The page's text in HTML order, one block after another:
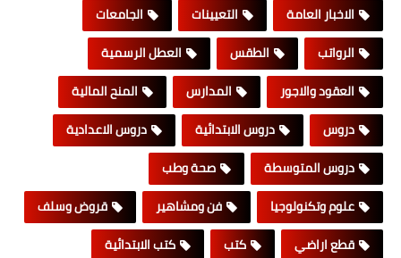
الاخبار العامة
التعيينات
الجامعات
الرواتب
الطقس
العطل الرسمية
العقود والاجور
المدارس
المنح المالية
دروس
دروس الابتدائية
دروس الاعدادية
دروس المتوسطة
صحة وطب
علوم وتكنولوجيا
فن ومشاهير
قروض وسلف
قطع اراضي
كتب
كتب الابتدائية